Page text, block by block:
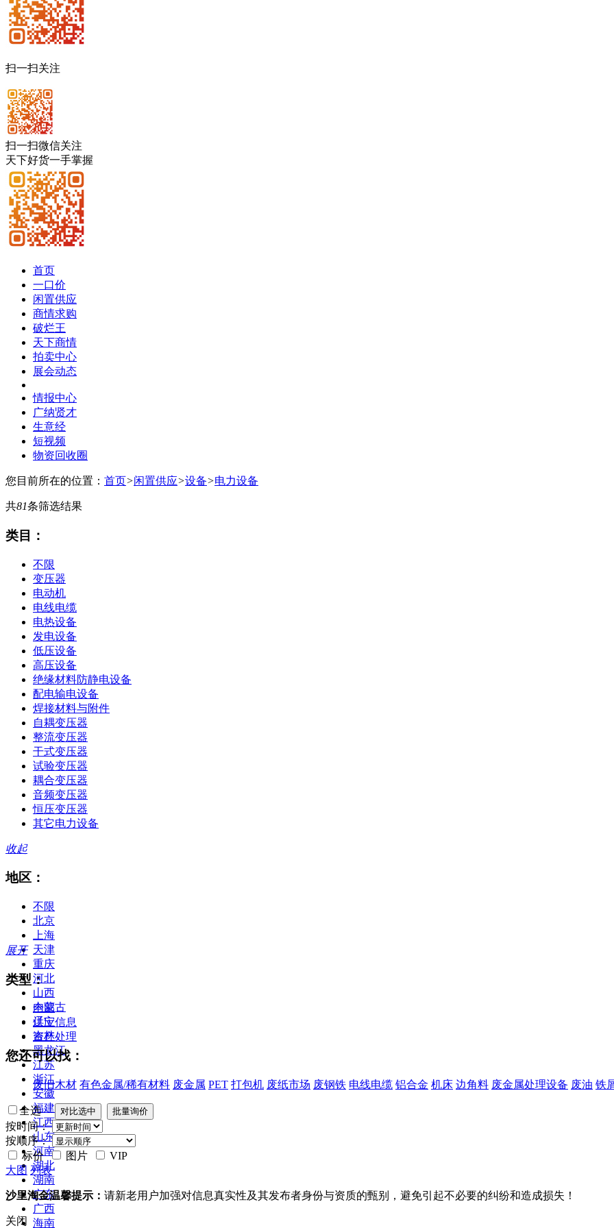
扫一扫关注
扫一扫微信关注
天下好货一手掌握
首页
一口价
闲置供应
商情求购
破烂王
天下商情
拍卖中心
展会动态
情报中心
广纳贤才
生意经
短视频
物资回收圈
您目前所在的位置： 首页>闲置供应>设备>电力设备
共81条筛选结果
类目：
不限
变压器
电动机
电线电缆
电热设备
发电设备
低压设备
高压设备
绝缘材料防静电设备
配电输电设备
焊接材料与附件
自耦变压器
整流变压器
干式变压器
试验变压器
耦合变压器
音频变压器
恒压变压器
其它电力设备
收起
地区：
不限
北京
上海
天津
重庆
河北
山西
内蒙古
辽宁
吉林
黑龙江
江苏
浙江
安徽
福建
江西
山东
河南
湖北
湖南
广东
广西
海南
展开
类型：
全部
供应信息
资产处理
您还可以找：
废旧木材 有色金属/稀有材料 废金属 PET 打包机 废纸市场 废钢铁 电线电缆 铝合金 机床 边角料 废金属处理设备 废油 铁
全选
按时间：
按顺序：
标价
图片
VIP
大图 列表
沙里淘金温馨提示： 请新老用户加强对信息真实性及其发布者身份与资质的甄别，避免引起不必要的纠纷和造成损失！
关闭